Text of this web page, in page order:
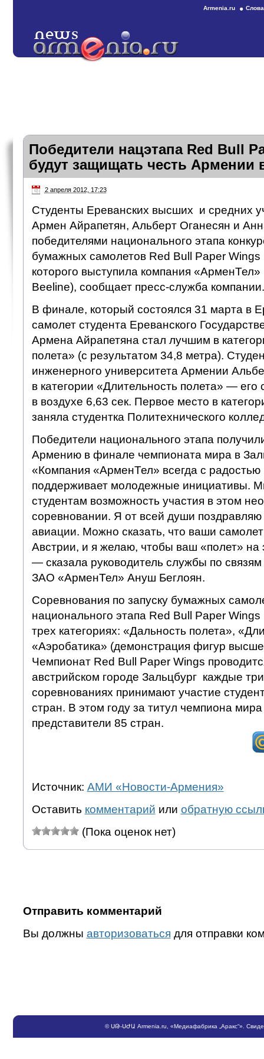
Armenia.ru
Победители нацэтапа Red Bull
будут защищать честь Армении
2 апреля 2012, 17:23
Студенты Ереванских высших и средних
Армен Айрапетян, Альберт Оганесян и
победителями национального этапа
бумажных самолетов Red Bull Paper
которого выступила компания «АрменТел»
Beeline), сообщает пресс-служба компании.
В финале, который состоялся 31 марта в
самолет студента Ереванского
Армена Айрапетяна стал лучшим в
полета» (с результатом 34,8 метра).
инженерного университета Армении
в категории «Длительность полета» —
в воздухе 6,63 сек. Первое место в
заняла студентка Политехнического
Победители национального этапа
Армению в финале чемпионата мира в
«Компания «АрменТел» всегда с радостью
поддерживает молодежные инициативы.
студентам возможность участия в этом
соревновании. Я от всей души
авиации. Можно сказать, что ваши
Австрии, и я желаю, чтобы ваш «полет» на
— сказала руководитель службы по
ЗАО «АрменТел» Ануш Беглоян.
Соревнования по запуску бумажных
национального этапа Red Bull Paper
трех категориях: «Дальность полета»,
«Аэробатика» (демонстрация фигур
Чемпионат Red Bull Paper Wings
австрийском городе Зальцбург каждые
соревнованиях принимают участие
стран. В этом году за титул чемпиона мира
представители 85 стран.
Источник: АМИ «Новости-Армения»
Оставить комментарий или обратную
(Пока оценок нет)
Отправить комментарий
Вы должны авторизоваться для отправки
©ՍԹ-ՍԺԱ Armenia.ru , «Медиафабрика „Аракс“».